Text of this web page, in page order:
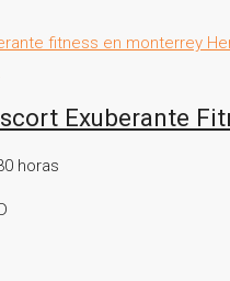
Exuberante
horas